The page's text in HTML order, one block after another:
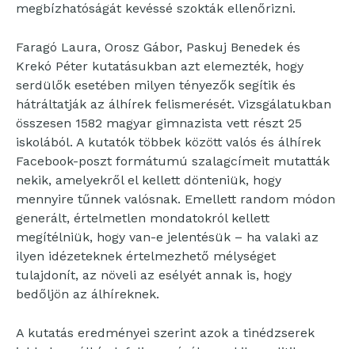
megbízhatóságát kevéssé szokták ellenőrizni.
Faragó Laura, Orosz Gábor, Paskuj Benedek és
Krekó Péter kutatásukban azt elemezték, hogy
serdülők esetében milyen tényezők segítik és
hátráltatják az álhírek felismerését. Vizsgálatukban
összesen 1582 magyar gimnazista vett részt 25
iskolából. A kutatók többek között valós és álhírek
Facebook-poszt formátumú szalagcímeit mutatták
nekik, amelyekről el kellett dönteniük, hogy
mennyire tűnnek valósnak. Emellett random módon
generált, értelmetlen mondatokról kellett
megítélniük, hogy van-e jelentésük – ha valaki az
ilyen idézeteknek értelmezhető mélységet
tulajdonít, az növeli az esélyét annak is, hogy
bedőljön az álhíreknek.
A kutatás eredményei szerint azok a tinédzserek